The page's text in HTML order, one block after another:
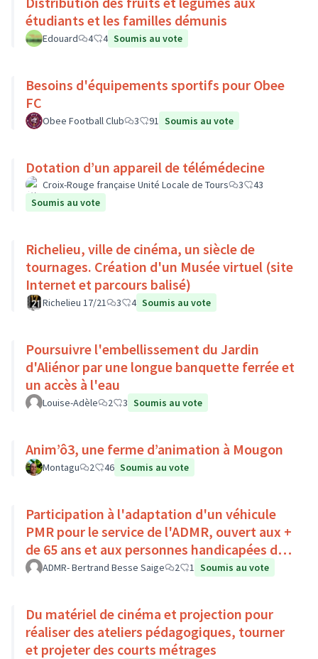
étudiants et les familles démunis
Edouard 4 4 Soumis au vote
Besoins d'équipements sportifs pour Obee
FC
Obee Football Club 3 91 Soumis au vote
Dotation d’un appareil de télémédecine
Croix-Rouge française Unité Locale de Tours 3
43
Soumis au vote
Richelieu, ville de cinéma, un siècle de
tournages. Création d'un Musée virtuel (site
Internet et parcours balisé)
Richelieu 17/21 3 4 Soumis au vote
Poursuivre l'embellissement du Jardin
d'Aliénor par une longue banquette ferrée et
un accès à l'eau
Louise-Adèle 2 3 Soumis au vote
Anim’ô3, une ferme d’animation à Mougon
Montagu 2 46 Soumis au vote
Participation à l'adaptation d'un véhicule
PMR pour le service de l'ADMR, ouvert aux +
de 65 ans et aux personnes handicapées du
Pays Loire-Touraine.
ADMR- Bertrand Besse Saige 2 1 Soumis au vote
Du matériel de cinéma et projection pour
réaliser des ateliers pédagogiques, tourner
et projeter des courts métrages